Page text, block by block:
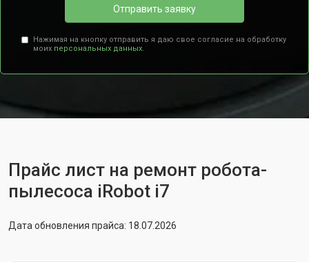
Отправить заявку
Нажимая на кнопку отправить я даю свое согласие на обработку
моих персональных данных.
Прайс лист на ремонт робота-
пылесоса iRobot i7
Дата обновления прайса: 18.07.2026